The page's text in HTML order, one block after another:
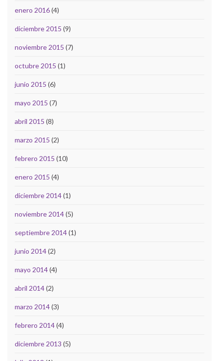
enero 2016(4)
diciembre 2015 (9)
noviembre 2015 (7)
octubre 2015 (1)
junio 2015 (6)
mayo 2015 (7)
abril 2015 (8)
marzo 2015 (2)
febrero 2015 (10)
enero 2015 (4)
diciembre 2014(1)
noviembre 2014(5)
septiembre 2014(1)
junio 2014(2)
mayo 2014(4)
abril 2014(2)
marzo 2014(3)
febrero 2014(4)
diciembre 2013 (5)